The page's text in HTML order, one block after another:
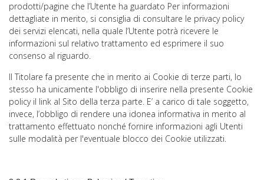
prodotti/pagine che l’Utente ha guardato Per informazioni
dettagliate in merito, si consiglia di consultare le privacy policy
dei servizi elencati, nella quale l’Utente potrà ricevere le
informazioni sul relativo trattamento ed esprimere il suo
consenso al riguardo.
Il Titolare fa presente che in merito ai Cookie di terze parti, lo
stesso ha unicamente l'obbligo di inserire nella presente Cookie
policy il link al Sito della terza parte. E’ a carico di tale soggetto,
invece, l’obbligo di rendere una idonea informativa in merito al
trattamento effettuato nonché fornire informazioni agli Utenti
sulle modalità per l'eventuale blocco dei Cookie utilizzati.